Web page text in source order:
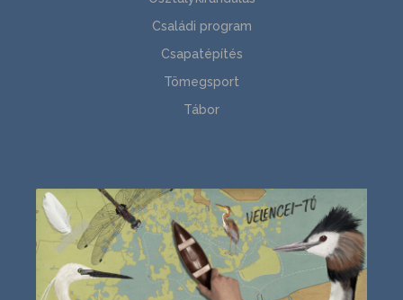
Családi program
Csapatépítés
Tömegsport
Tábor